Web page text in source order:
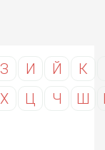
З И Й К
Х Ц Ч Ш